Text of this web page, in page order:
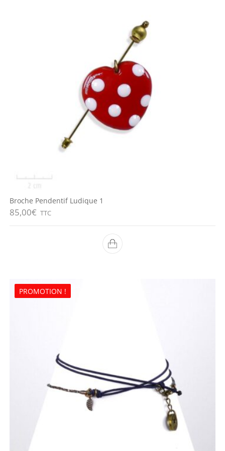
Broche Pendentif Ludique 1
85,00€ TTC
PROMOTION !